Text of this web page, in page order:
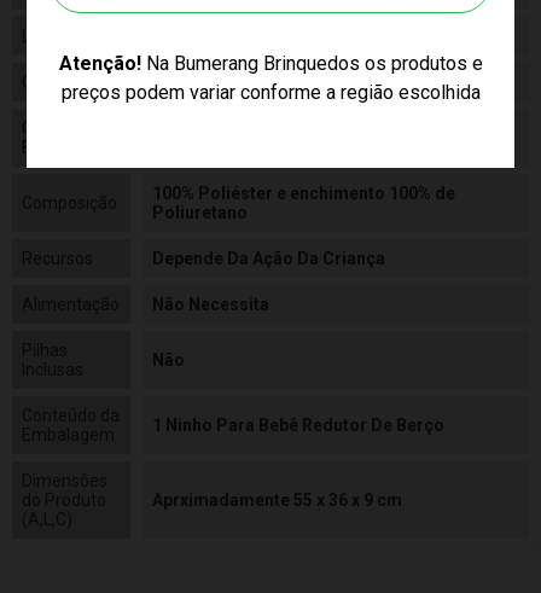
Atenção!Na Bumerang Brinquedos os produtos e
preços podem variar conforme a região escolhida
Código 10714
Código de
Barras
Composição
100% Poliéster e enchimento 100% de
Poliuretano
Recursos Depende Da Ação Da Criança
Não Necessita
Não
1 Ninho Para Bebê Redutor De Berço
Aprximadamente 55 x 36 x 9 cm